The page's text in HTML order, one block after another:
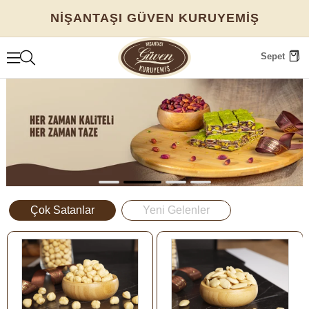
NİŞANTAŞI GÜVEN KURUYEMİŞ
Sepet
Çok Satanlar Yeni Gelenler